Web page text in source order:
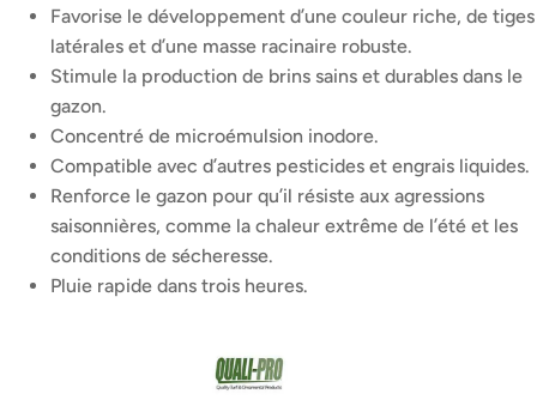
Favorise le développement d’une couleur riche, de tiges
latérales et d’une masse racinaire robuste.
Stimule la production de brins sains et durables dans le
gazon.
Concentré de microémulsion inodore.
Compatible avec d’autres pesticides et engrais liquides.
Renforce le gazon pour qu’il résiste aux agressions
saisonnières, comme la chaleur extrême de l’été et les
conditions de sécheresse.
Pluie rapide dans trois heures.